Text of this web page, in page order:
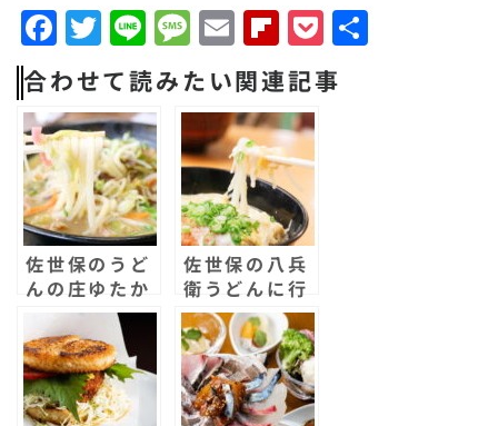
F
a
c
e
b
o
o
k
T
w
it
t
e
r
Li
n
e
M
e
s
s
a
g
e
E
m
a
il
F
li
p
b
o
a
r
d
P
o
c
合わせて読みたい関連記事
佐世保のうど
んの庄ゆたか
に行ってき
た！どんちゃ
んこって知っ
てます？
佐世保の八兵
衛うどんに行
ってきた！名
物カツうどん
って知ってま
す？